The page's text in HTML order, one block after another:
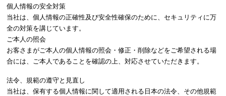
個人情報の安全対策
当社は、個人情報の正確性及び安全性確保のために、セキュリティに万
全の対策を講じています。
ご本人の照会
お客さまがご本人の個人情報の照会・修正・削除などをご希望される場
合には、ご本人であることを確認の上、対応させていただきます。
法令、規範の遵守と見直し
当社は、保有する個人情報に関して適用される日本の法令、その他規範